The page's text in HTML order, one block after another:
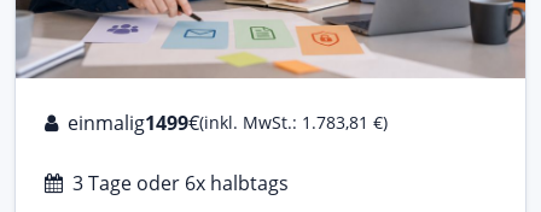
einmalig1499€(inkl. MwSt.: 1.783,81 €)
3 Tage oder 6x halbtags